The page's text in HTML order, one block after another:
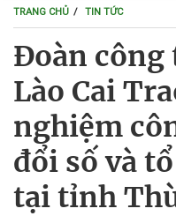
TRANG CHỦ TIN TỨC
Đoàn công
Lào Cai
nghiệm
đổi số và
tại tỉnh